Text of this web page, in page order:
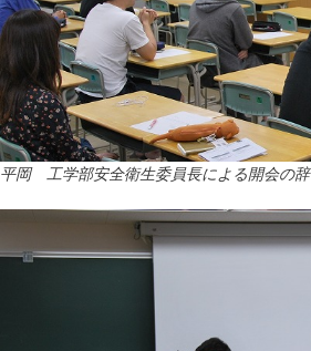
平岡 工学部安全衛生委員長による開会の辞